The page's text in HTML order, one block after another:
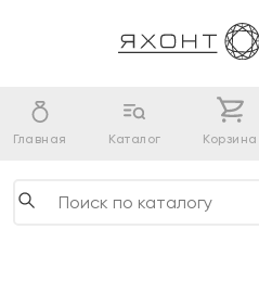
Главная Каталог Корзина